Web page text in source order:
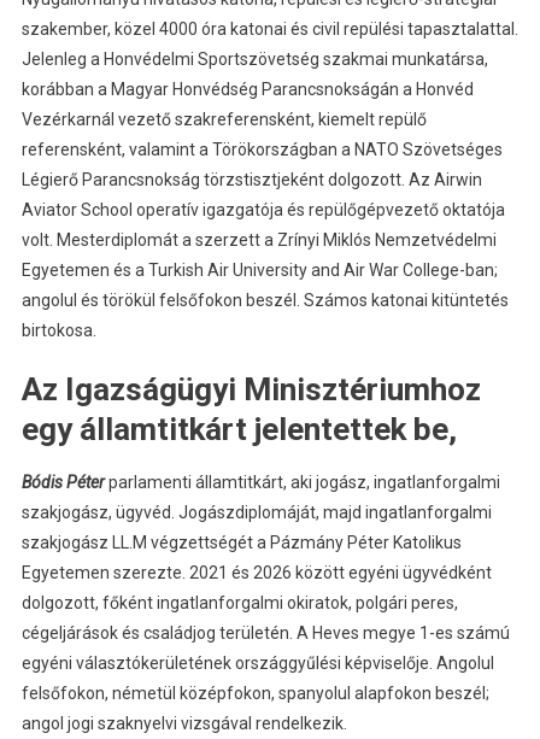
szakember, közel 4000 óra katonai és civil repülési tapasztalattal.
Jelenleg a Honvédelmi Sportszövetség szakmai munkatársa,
korábban a Magyar Honvédség Parancsnokságán a Honvéd
Vezérkarnál vezető szakreferensként, kiemelt repülő
referensként, valamint a Törökországban a NATO Szövetséges
Légierő Parancsnokság törzstisztjeként dolgozott. Az Airwin
Aviator School operatív igazgatója és repülőgépvezető oktatója
volt. Mesterdiplomát a szerzett a Zrínyi Miklós Nemzetvédelmi
Egyetemen és a Turkish Air University and Air War College-ban;
angolul és törökül felsőfokon beszél. Számos katonai kitüntetés
birtokosa.
Az Igazságügyi Minisztériumhoz
egy államtitkárt jelentettek be,
Bódis Péterparlamenti államtitkárt, aki jogász, ingatlanforgalmi
szakjogász, ügyvéd. Jogászdiplomáját, majd ingatlanforgalmi
szakjogász LL.M végzettségét a Pázmány Péter Katolikus
Egyetemen szerezte. 2021 és 2026 között egyéni ügyvédként
dolgozott, főként ingatlanforgalmi okiratok, polgári peres,
cégeljárások és családjog területén. A Heves megye 1-es számú
egyéni választókerületének országgyűlési képviselője. Angolul
felsőfokon, németül középfokon, spanyolul alapfokon beszél;
angol jogi szaknyelvi vizsgával rendelkezik.